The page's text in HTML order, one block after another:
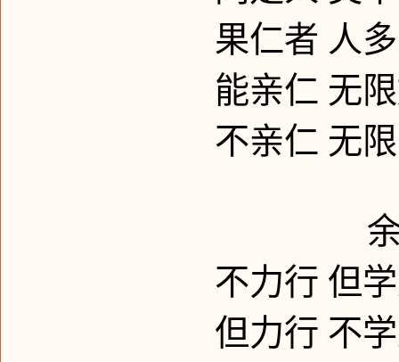
果仁者 人
能亲仁 无
不亲仁 无
不力行 但
但力行 不